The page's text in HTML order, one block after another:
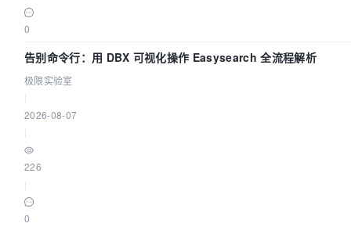
0
告别命令行：用 DBX 可视化操作 Easysearch 全流程解析
极限实验室
2026-08-07
226
0